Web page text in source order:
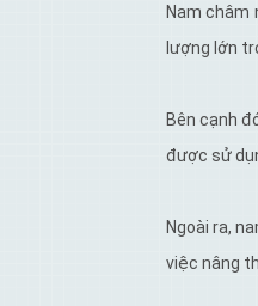
Nam
lượng lớn
Bên cạnh
được sử
Ngoài ra,
việc nâng